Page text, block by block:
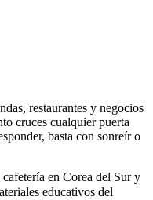
restaurantes y negocios
cruces cualquier puerta
basta con sonreír o
en Corea del Sur y
educativos del